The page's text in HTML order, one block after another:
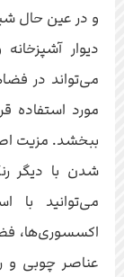
و در عین حال
دیوار
می‌تواند در
مورد استفاده
ببخشد. مزیت
شدن با دیگر
می‌توانید با
اکسسوری‌ها،
عناصر چوبی و